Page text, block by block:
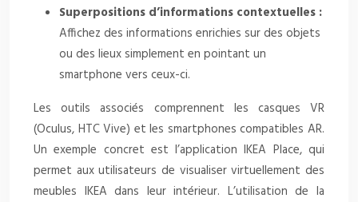
Superpositions d’informations contextuelles :
Affichez des informations enrichies sur des objets
ou des lieux simplement en pointant un
smartphone vers ceux-ci.
Les outils associés comprennent les casques VR
(Oculus, HTC Vive) et les smartphones compatibles AR.
Un exemple concret est l’application IKEA Place, qui
permet aux utilisateurs de visualiser virtuellement des
meubles IKEA dans leur intérieur. L’utilisation de la